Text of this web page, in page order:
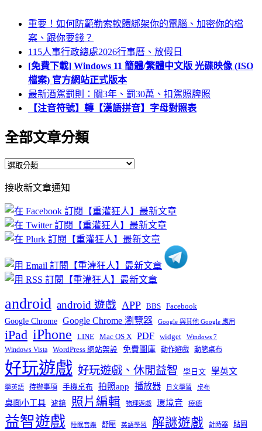
重要！如何防範勒索軟體綁架你的電腦、加密你的檔
案、跟你要錢？
115人事行政總處2026行事曆、放假日
[免費下載] Windows 11 簡體/繁體中文版 光碟映像 (ISO
檔案) 官方網站正式版本
最新酒駕罰則：關3年、罰30萬、扣駕照牌照
【注音符號】轉【漢語拼音】字母對照表
全部文章分類
全
文
章
分
類
接收新文章通知
android android 遊戲 APP BBS Facebook
Google Chrome Google Chrome 瀏覽器 Google 與其他 Google 應用
iPad iPhone LINE Mac OS X PDF widget Windows 7
Windows Vista WordPress 網站架設 免費圖庫 動作遊戲 動態桌布
好玩遊戲 好玩遊戲、休閒益智 學日文 學英文
學英語 待辦事項 手機桌布 拍照app 播放器 日文學習 桌布
桌面小工具 濾鏡 照片編輯 物理遊戲 環境音 療癒
益智遊戲 睡眠音樂 舒壓 英語學習 解謎遊戲 計時器
貼圖